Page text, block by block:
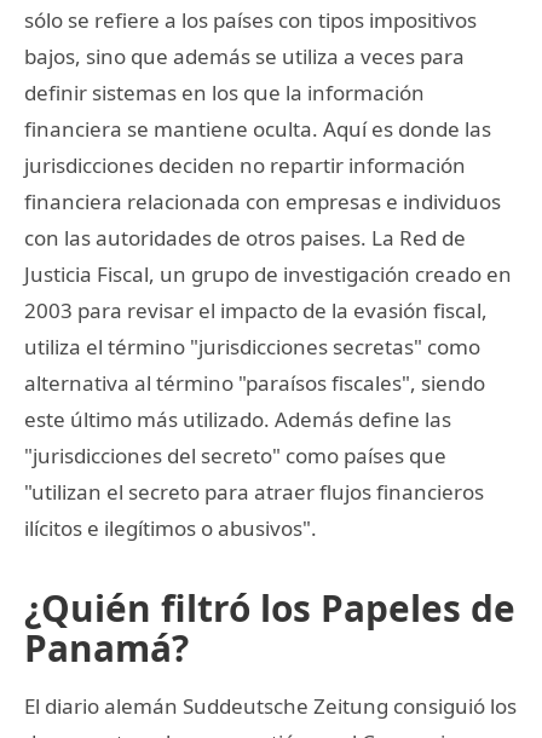
sólo se refiere a los países con tipos impositivos
bajos, sino que además se utiliza a veces para
definir sistemas en los que la información
financiera se mantiene oculta. Aquí es donde las
jurisdicciones deciden no repartir información
financiera relacionada con empresas e individuos
con las autoridades de otros paises. La Red de
Justicia Fiscal, un grupo de investigación creado en
2003 para revisar el impacto de la evasión fiscal,
utiliza el término "jurisdicciones secretas" como
alternativa al término "paraísos fiscales", siendo
este último más utilizado. Además define las
"jurisdicciones del secreto" como países que
"utilizan el secreto para atraer flujos financieros
ilícitos e ilegítimos o abusivos".
¿Quién filtró los Papeles de
Panamá?
El diario alemán Suddeutsche Zeitung consiguió los